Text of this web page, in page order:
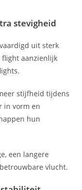
stevigheid
uit sterk
flight aanzienlijk
stijfheid tijdens
in vorm en
hun
een langere
vlucht.